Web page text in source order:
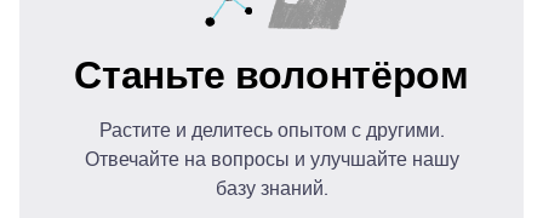
Станьте волонтёром
Растите и делитесь опытом с другими.
Отвечайте на вопросы и улучшайте нашу
базу знаний.